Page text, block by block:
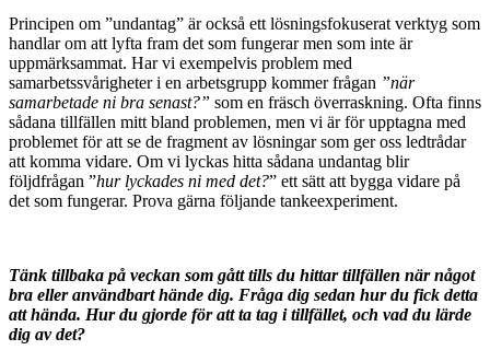
Principen om ”undantag” är också ett lösningsfokuserat verktyg som
handlar om att lyfta fram det som fungerar men som inte är
uppmärksammat. Har vi exempelvis problem med
samarbetssvårigheter i en arbetsgrupp kommer frågan ”när
samarbetade ni bra senast?” som en fräsch överraskning. Ofta finns
sådana tillfällen mitt bland problemen, men vi är för upptagna med
problemet för att se de fragment av lösningar som ger oss ledtrådar
att komma vidare. Om vi lyckas hitta sådana undantag blir
följdfrågan ”hur lyckades ni med det?” ett sätt att bygga vidare på
det som fungerar. Prova gärna följande tankeexperiment.
Tänk tillbaka på veckan som gått tills du hittar tillfällen när något
bra eller användbart hände dig. Fråga dig sedan hur du fick detta
att hända. Hur du gjorde för att ta tag i tillfället, och vad du lärde
dig av det?